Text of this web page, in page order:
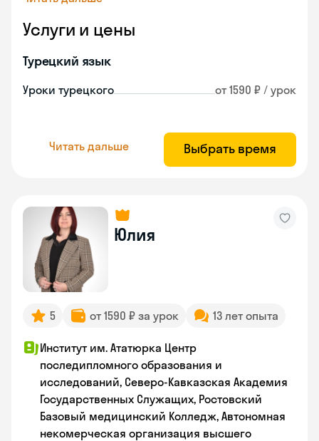
Услуги и цены
Турецкий язык
Уроки турецкого от 1590 ₽ / урок
Читать дальше Выбрать время
Юлия
5 от 1590 ₽ за урок 13 лет опыта
Институт им. Ататюрка Центр
последипломного образования и
исследований, Северо-Кавказская Академия
Государственных Служащих, Ростовский
Базовый медицинский Колледж, Автономная
некомерческая организация высшего